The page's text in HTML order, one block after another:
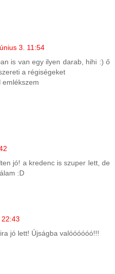
3. 11:54
is van egy ilyen darab, hihi :) ő
a régiségeket
emlékszem
jó! a kredenc is szuper lett, de
:D
jó lett! Újságba valóóóóóó!!!